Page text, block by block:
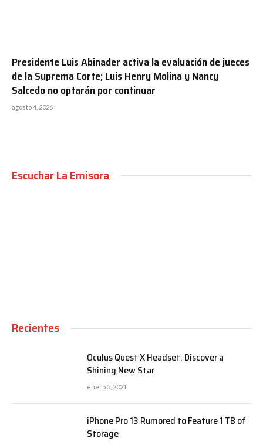
Presidente Luis Abinader activa la evaluación de jueces
de la Suprema Corte; Luis Henry Molina y Nancy
Salcedo no optarán por continuar
agosto 4, 2026
Escuchar La Emisora
Recientes
Oculus Quest X Headset: Discover a
Shining New Star
enero 5, 2021
iPhone Pro 13 Rumored to Feature 1 TB of
Storage